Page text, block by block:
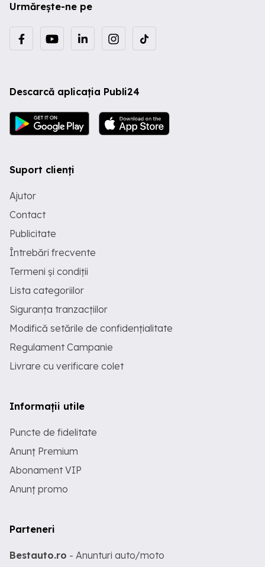
Urmărește-ne pe
Descarcă aplicația Publi24
Suport clienți
Ajutor
Contact
Publicitate
Întrebări frecvente
Termeni și condiții
Lista categoriilor
Siguranța tranzacțiilor
Modifică setările de confidențialitate
Regulament Campanie
Livrare cu verificare colet
Informații utile
Puncte de fidelitate
Anunț Premium
Abonament VIP
Anunț promo
Parteneri
Bestauto.ro - Anunturi auto/moto